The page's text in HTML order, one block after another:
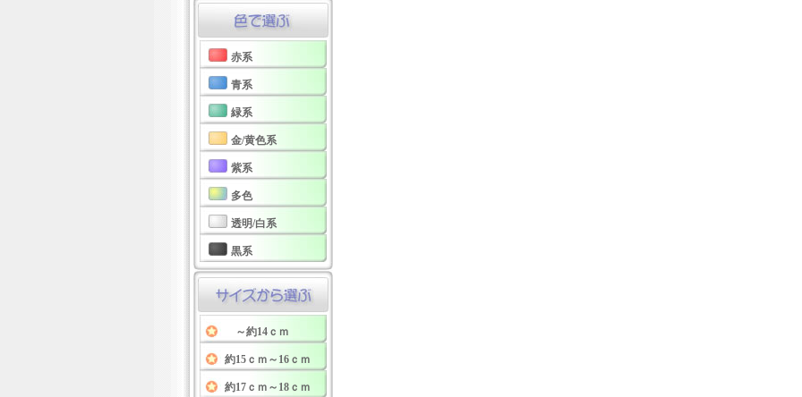
赤系
青系
緑系
金/黄色系
紫系
多色
透明/白系
黒系
～約14ｃｍ
約15ｃｍ～16ｃｍ
約17ｃｍ～18ｃｍ